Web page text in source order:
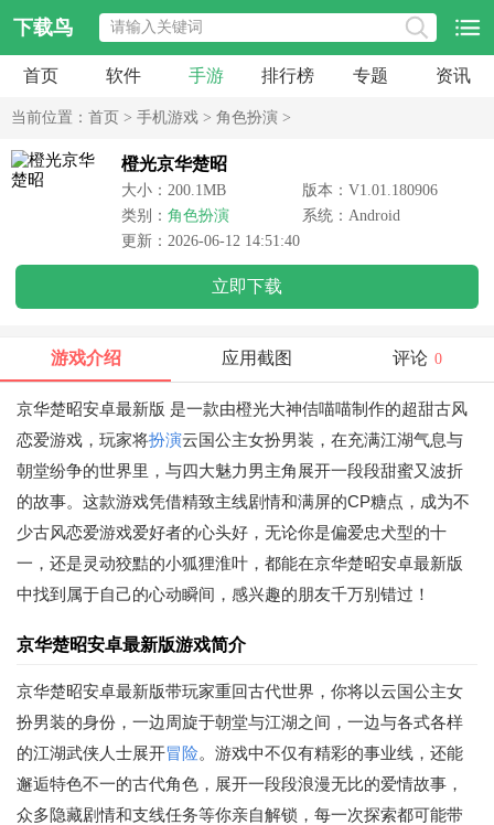
下载鸟
首页 软件 手游 排行榜 专题 资讯
当前位置： 首页 > 手机游戏 > 角色扮演 >
橙光京华楚昭
大小：200.1MB
版本：V1.01.180906
类别： 角色扮演
系统：Android
更新：2026-06-12 14:51:40
立即下载
游戏介绍 应用截图 评论 0
京华楚昭安卓最新版 是一款由橙光大神佶喵喵制作的超甜古风
恋爱游戏，玩家将扮演云国公主女扮男装，在充满江湖气息与
朝堂纷争的世界里，与四大魅力男主角展开一段段甜蜜又波折
的故事。这款游戏凭借精致主线剧情和满屏的CP糖点，成为不
少古风恋爱游戏爱好者的心头好，无论你是偏爱忠犬型的十
一，还是灵动狡黠的小狐狸淮叶，都能在京华楚昭安卓最新版
中找到属于自己的心动瞬间，感兴趣的朋友千万别错过！
京华楚昭安卓最新版游戏简介
京华楚昭安卓最新版带玩家重回古代世界，你将以云国公主女
扮男装的身份，一边周旋于朝堂与江湖之间，一边与各式各样
的江湖武侠人士展开冒险。游戏中不仅有精彩的事业线，还能
邂逅特色不一的古代角色，展开一段段浪漫无比的爱情故事，
众多隐藏剧情和支线任务等你亲自解锁，每一次探索都可能带